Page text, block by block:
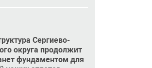
Сергиево-
округа продолжит
фундаментом для